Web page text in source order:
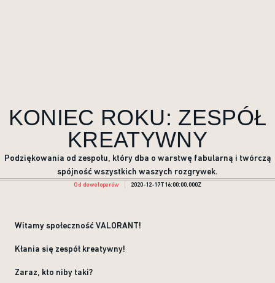
KONIEC ROKU: ZESPÓŁ
KREATYWNY
Podziękowania od zespołu, który dba o warstwę fabularną i twórczą
spójność wszystkich waszych rozgrywek.
Od deweloperów 2020-12-17T16:00:00.000Z
Witamy społeczność VALORANT!
Kłania się zespół kreatywny!
Zaraz, kto niby taki?